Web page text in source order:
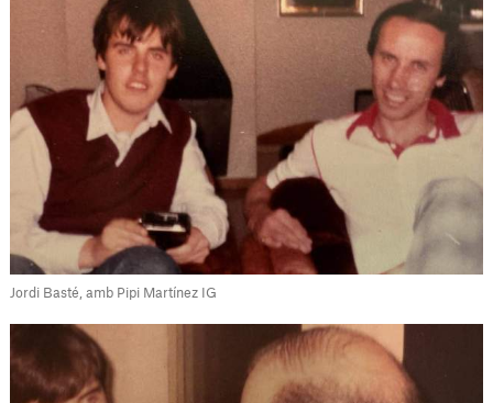
Jordi Basté, amb Pipi Martínez IG